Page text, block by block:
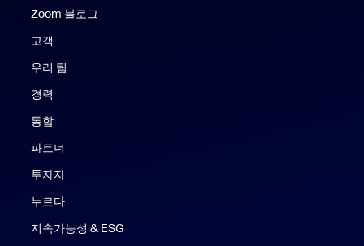
Zoom 블로그
고객
우리 팀
경력
통합
파트너
투자자
누르다
지속가능성 & ESG